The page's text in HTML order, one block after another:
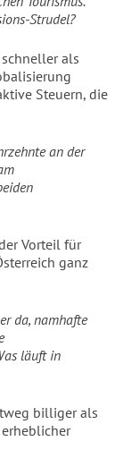
Strudel?
als
Steuern, die
an der
Vorteil für
ganz
da, namhafte
läuft in
billiger als